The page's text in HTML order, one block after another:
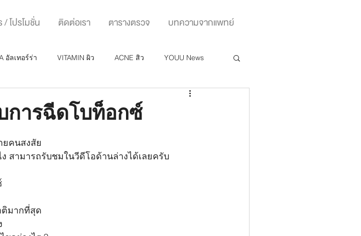
/ โปรโมชั่น ติดต่อเรา ตารางตรวจ บทความจากแพทย์
อัลเทอร์ร่า VITAMIN ผิว ACNE สิว YOUU News
การฉีดโบท็อกซ์
คนสงสัย
ง สามารถรับชมในวีดีโอด้านล่างได้เลยครับ
ติมากที่สุด